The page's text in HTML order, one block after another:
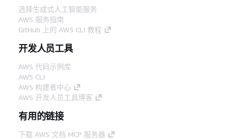
选择生成式人工智能服务
AWS 服务指南
GitHub 上的 AWS CLI 教程
开发人员工具
AWS 代码示例库
AWS CLI
AWS 构建者中心
AWS 开发人员工具博客
有用的链接
下载 AWS 文档 MCP 服务器